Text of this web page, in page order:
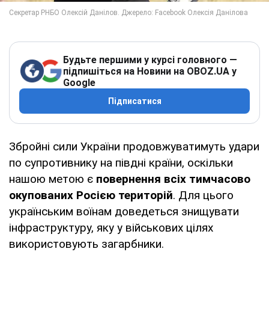
Будьте першими у курсі головного —
підпишіться на Новини на OBOZ.UA у
Google
Підписатися
Збройні сили України продовжуватимуть удари
по супротивнику на півдні країни, оскільки
нашою метою є повернення всіх тимчасово
окупованих Росією територій. Для цього
українським воїнам доведеться знищувати
інфраструктуру, яку у військових цілях
використовують загарбники.